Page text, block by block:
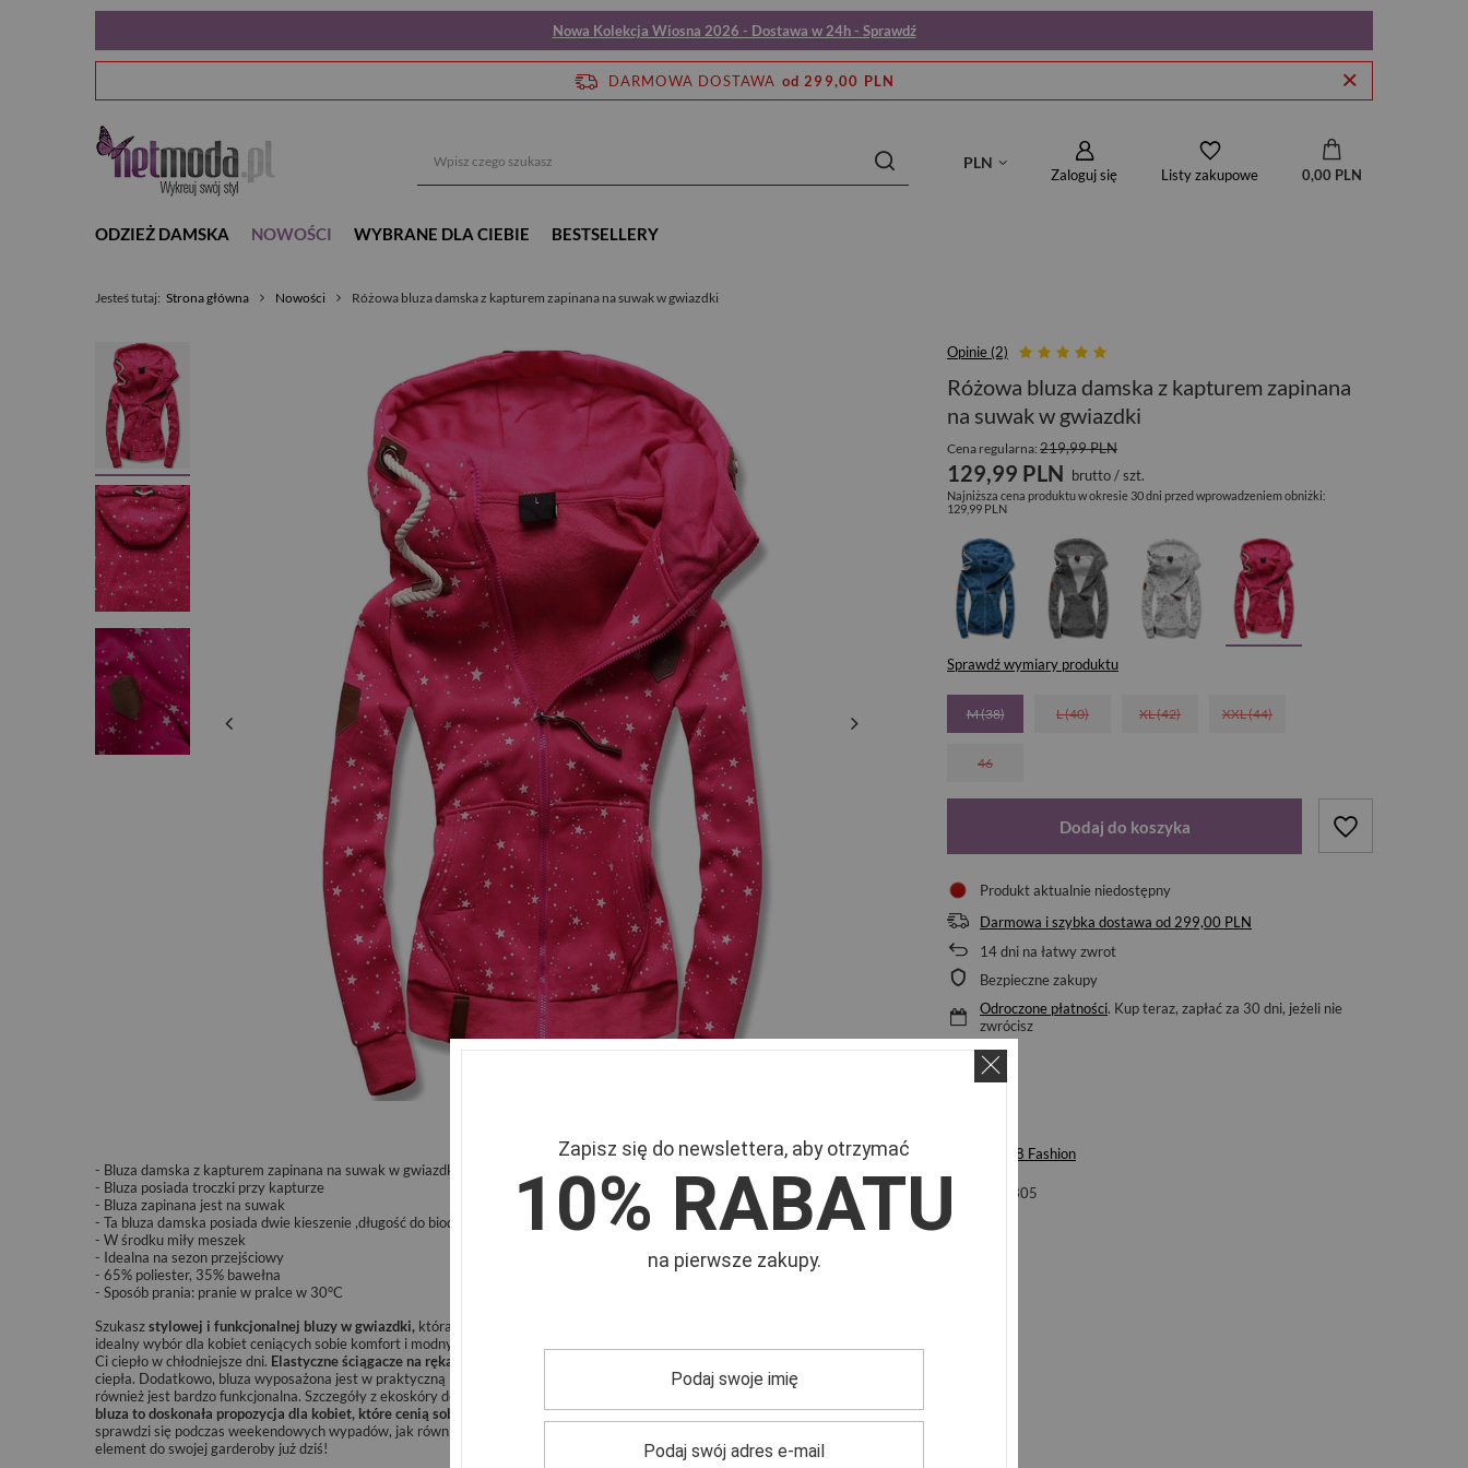
Nowa Kolekcja Wiosna 2026 - Dostawa w 24h - Sprawdź
DARMOWA DOSTAWA od 299,00 PLN
PLN
Zaloguj się Listy zakupowe 0,00 PLN
ODZIEŻ DAMSKA NOWOŚCI WYBRANE DLA CIEBIE BESTSELLERY
Jesteś tutaj: Strona główna Nowości Różowa bluza damska z kapturem zapinana na suwak w gwiazdki
Opinie (2)
Różowa bluza damska z kapturem zapinana
na suwak w gwiazdki
Cena regularna:219,99 PLN
129,99 PLN brutto/szt.
Najniższa cena produktu w okresie 30 dni przed wprowadzeniem obniżki:
129,99 PLN
Sprawdź wymiary produktu
M (38) L (40) XL (42) XXL (44)
46
Dodaj do koszyka
Produkt aktualnie niedostępny
Darmowa i szybka dostawa od299,00 PLN
14dni na łatwy zwrot
Bezpieczne zakupy
Odroczone płatności. Kup teraz, zapłać za 30 dni, jeżeli nie
zwrócisz
- Bluza damska z kapturem zapinana na suwak w gwiazdki
- Bluza posiada troczki przy kapturze
- Bluza zapinana jest na suwak
- Ta bluza damska posiada dwie kieszenie ,długość do bioder
- W środku miły meszek
- Idealna na sezon przejściowy
- 65% poliester, 35% bawełna
- Sposób prania: pranie w pralce w 30°C
Szukaszstylowej i funkcjonalnej bluzy w gwiazdki, która będzie pasować do wielu stylizacji? Ta
idealny wybór dla kobiet ceniących sobie komfort i modny wygląd. Wykonana z
Ci ciepło w chłodniejsze dni. Elastyczne ściągacze na rękawach i na dole bluzy
ciepła. Dodatkowo, bluza wyposażona jest w praktyczną kieszeń kangurkę, która nie tylko stanowi modny akcent, ale
również jest bardzo funkcjonalna. Szczegóły z ekoskóry dodają elegancji, a solidne wykonanie zapewnia trwałość na lata.
bluza to doskonała propozycja dla kobiet, które cenią sobie połączenie sportowego stylu z eleganckimi elementami.Idealnie
sprawdzi się podczas weekendowych wypadów, jak również w codziennym użytkowaniu. Nie czekaj i dodaj ten wyjątkowy
element do swojej garderoby już dziś!
6&8 Fashion
2305
Zapisz się do newslettera, aby otrzymać
10% RABATU
na pierwsze zakupy.